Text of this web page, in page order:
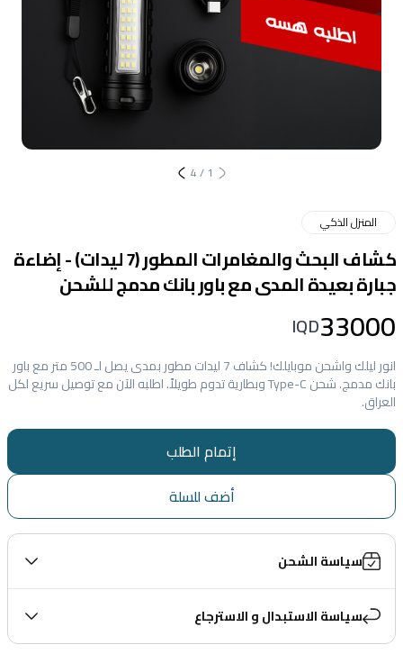
1
/
4
المنزل الذكي
كشاف البحث والمغامرات المطور (7 ليدات) - إضاءة
جبارة بعيدة المدى مع باور بانك مدمج للشحن
33000
IQD
انور ليلك واشحن موبايلك! كشاف 7 ليدات مطور بمدى يصل لـ 500 متر مع باور
بانك مدمج. شحن Type-C وبطارية تدوم طويلاً. اطلبه الآن مع توصيل سريع لكل
العراق.
إتمام الطلب
أضف للسلة
سياسة الشحن
سياسة الاستبدال و الاسترجاع